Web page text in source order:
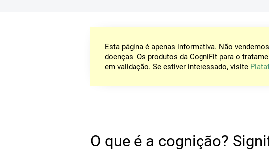
Esta página é apenas informativa. Não
doenças. Os produtos da CogniFit para o
em validação. Se estiver interessado, visite
O que é a cognição?